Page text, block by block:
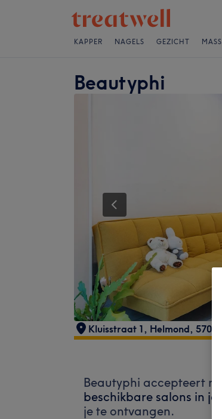
KAPPER NAGELS GEZICHT
Beautyphi
Kluisstraat 1 , Helmond,
Beautyphi accepteert
beschikbare salons in
je te ontvangen.